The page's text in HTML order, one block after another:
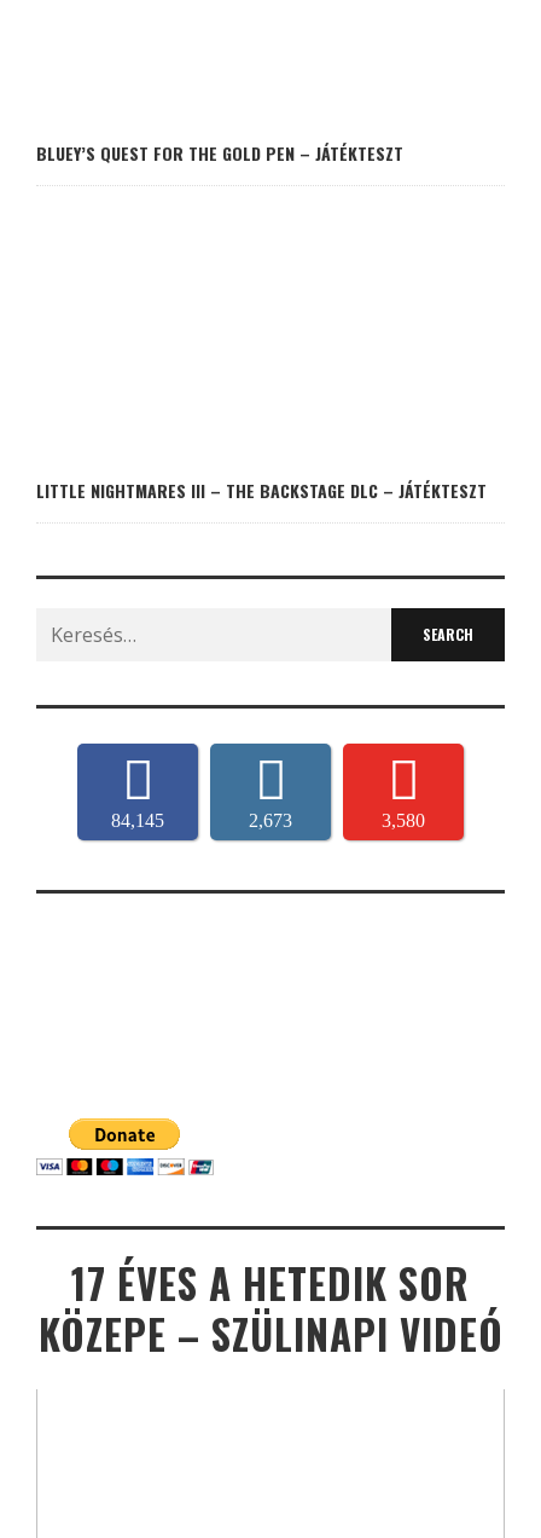
BLUEY’S QUEST FOR THE GOLD PEN – JÁTÉKTESZT
LITTLE NIGHTMARES III – THE BACKSTAGE DLC – JÁTÉKTESZT
Search
for:
84,145 2,673 3,580
17 ÉVES A HETEDIK SOR
KÖZEPE – SZÜLINAPI VIDEÓ